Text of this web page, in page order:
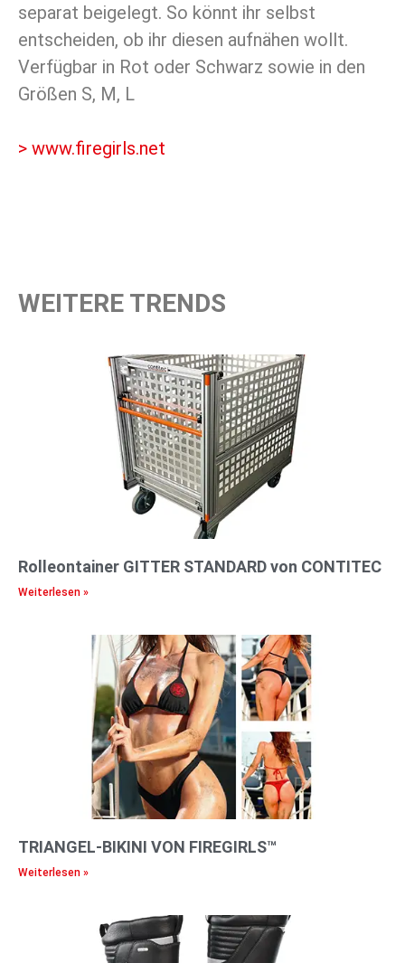
separat beigelegt. So könnt ihr selbst
entscheiden, ob ihr diesen aufnähen wollt.
Verfügbar in Rot oder Schwarz sowie in den
Größen S, M, L
> www.firegirls.net
WEITERE TRENDS
Rolleontainer GITTER STANDARD von CONTITEC
Weiterlesen »
TRIANGEL-BIKINI VON FIREGIRLS™
Weiterlesen »